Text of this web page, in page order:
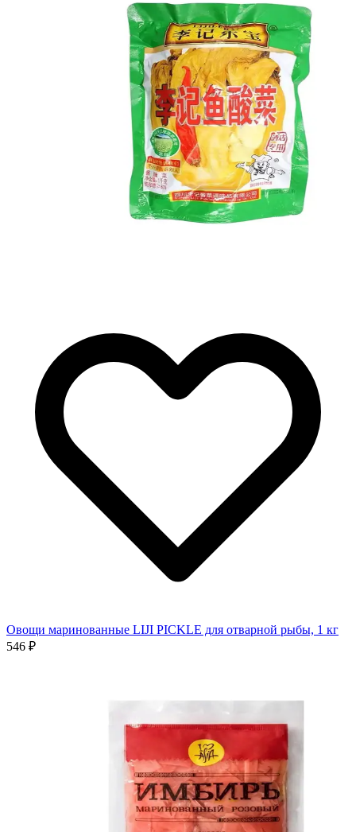
Овощи маринованные LIJI PICKLE для отварной рыбы, 1 кг
546 ₽